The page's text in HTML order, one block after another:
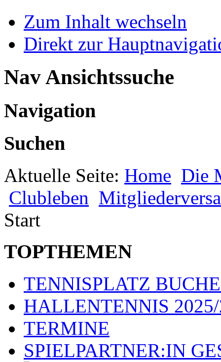
Zum Inhalt wechseln
Direkt zur
Nav Ansichtssuche
Navigation
Suchen
Aktuelle Seite: Home Die
Clubleben
Start
TOPTHEMEN
TENNISPLATZ
HALLENTENNIS
TERMINE
SPIELPARTNER:IN